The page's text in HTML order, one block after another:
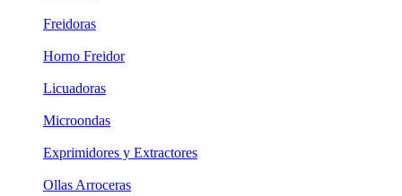
Freidoras
Horno Freidor
Licuadoras
Microondas
Exprimidores y Extractores
Ollas Arroceras